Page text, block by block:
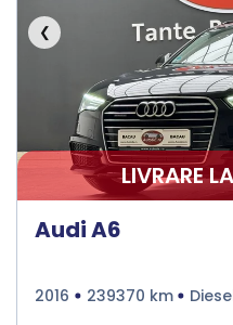
❮
LIVRARE
Audi A6
2016 239370 km